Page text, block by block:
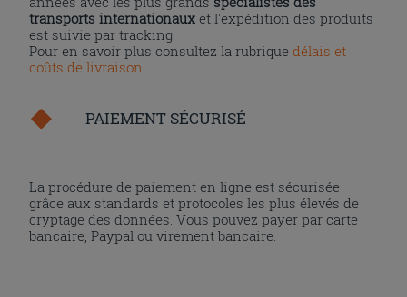
transports internationaux et l'expédition des produits
est suivie par tracking.
Pour en savoir plus consultez la rubriquedélais et
coûts de livraison
PAIEMENT SÉCURISÉ
La procédure de paiement en ligne est sécurisée
grâce aux standards et protocoles les plus élevés de
cryptage des données. Vous pouvez payer par carte
bancaire, Paypal ou virement bancaire.